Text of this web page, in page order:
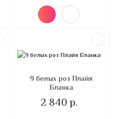
9 белых роз Плайя
Бланка
2 840 р.